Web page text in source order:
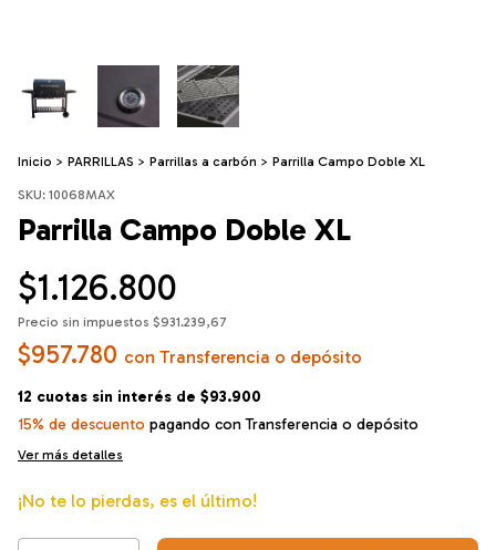
Inicio > PARRILLAS > Parrillas a carbón > Parrilla Campo Doble XL
SKU: 10068MAX
Parrilla Campo Doble XL
$1.126.800
Precio sin impuestos $931.239,67
$957.780 con Transferencia o depósito
12 cuotas sin interés de $93.900
15% de descuento pagando con Transferencia o depósito
Ver más detalles
¡No te lo pierdas, es el último!